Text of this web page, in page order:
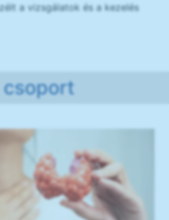
a vizsgálatok és a kezelés
csoport